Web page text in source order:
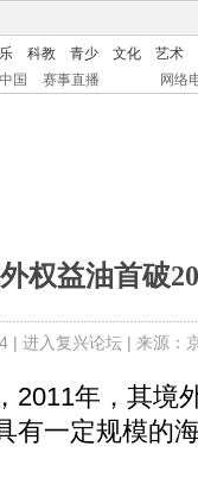
科教 青少 文化
艺术
国 赛事直播 网络
权益油首破
| 进入复兴论坛| 来源：
年，其境
有一定规模的